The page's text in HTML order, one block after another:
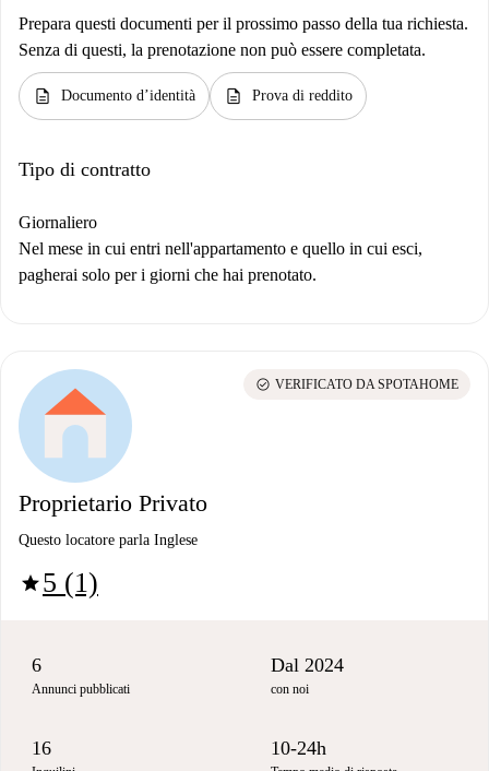
Prepara questi documenti per il prossimo passo della tua richiesta.
Senza di questi, la prenotazione non può essere completata.
description Documento d’identità description Prova di reddito
Tipo di contratto
Giornaliero
Nel mese in cui entri nell'appartamento e quello in cui esci,
pagherai solo per i giorni che hai prenotato.
Proprietario Privato
Questo locatore parla Inglese
star5 (1)
check_circle VERIFICATO DA SPOTAHOME
6
Annunci pubblicati
Dal 2024
con noi
16 10-24h